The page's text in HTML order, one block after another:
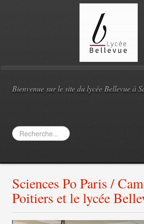
Bienvenue sur le site du lycée Bellevue à
Rechercher
Sciences Po Paris /
Poitiers et le lycée